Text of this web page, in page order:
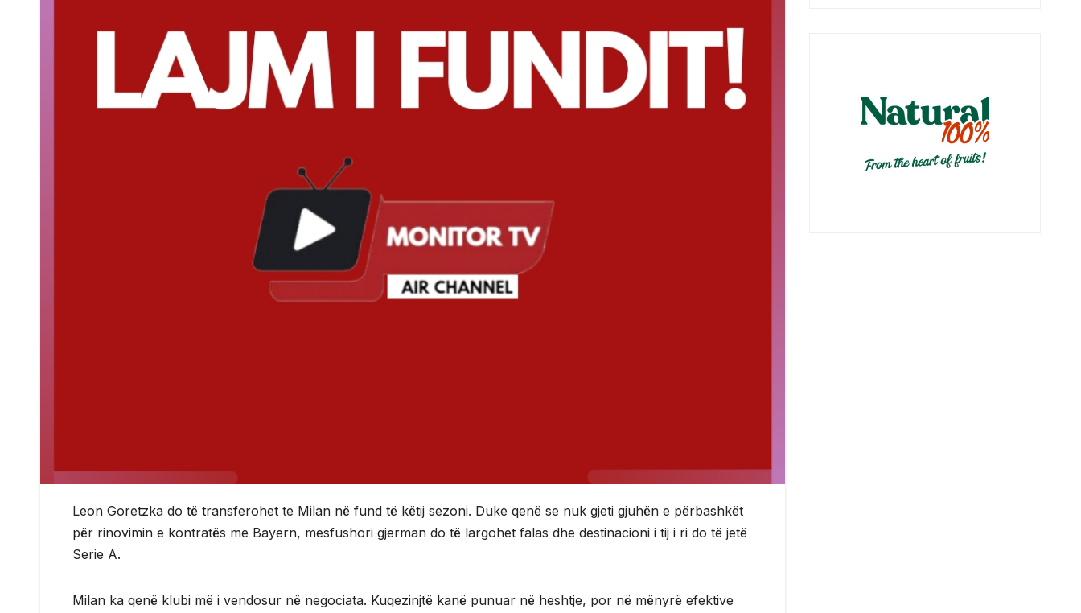
Leon Goretzka do të transferohet te Milan në fund të këtij sezoni. Duke qenë se nuk gjeti gjuhën e përbashkët
për rinovimin e kontratës me Bayern, mesfushori gjerman do të largohet falas dhe destinacioni i tij i ri do të jetë
Serie A.
Milan ka qenë klubi më i vendosur në negociata. Kuqezinjtë kanë punuar në heshtje, por në mënyrë efektive